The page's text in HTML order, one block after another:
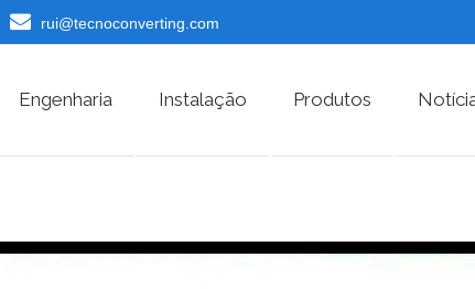
rui@tecnoconverting.com
Engenharia Instalação Produtos